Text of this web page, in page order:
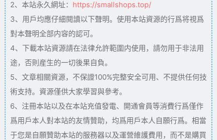
2、本站永久網址： https://smallshops.top/
3、用戶均應仔細閱讀以下聲明。使用本站資源的行爲将視爲
對本聲明全部内容的認可。
4、下載本站資源請在法律允許範圍内使用，請勿用于非法用
途，否則産生的一切後果自負。
5、文章相關資源，不保證100%完整安全可用、不提供任何技
術支持。資源僅供大家學習與參考。
6、注冊本站以及在本站充值發電、開通會員等消費行爲僅作
爲用戶本人對本站的友情贊助，均爲用戶本人自願行爲。相當
于您是自願贊助本站的服務器以及運營維護費用，而不是購買